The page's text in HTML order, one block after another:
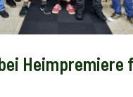
Heimpremiere